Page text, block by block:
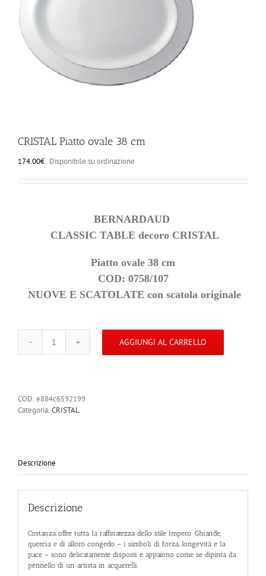
ILLUMINAZIONE
FUORI PRODUZIONE
LISTE DI NOZZE
CRISTAL Piatto ovale 38 cm
174.00€ Disponibile su ordinazione
BERNARDAUD
CLASSIC TABLE decoro CRISTAL
Piatto ovale 38 cm
COD: 0758/107
NUOVE E SCATOLATE con scatola originale
CRISTAL
quantità
AGGIUNGI AL CARRELLO
COD:e884c6592199
Categoria:CRISTAL
Descrizione
Descrizione
Costanza offre tutta la raffinatezza dello stile Impero. Ghiande,
quercia e di alloro congedo – i simboli di forza, longevità e la
pace – sono delicatamente disposti e appaiono come se dipinta da
pennello di un artista in acquerelli.